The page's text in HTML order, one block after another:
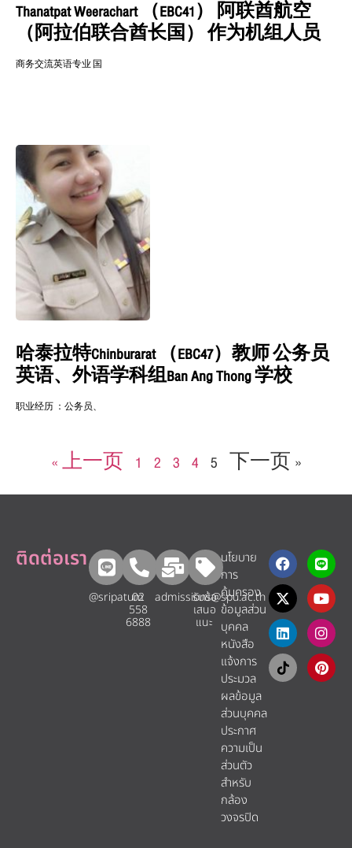
Thanatpat Weerachart （EBC41） 阿联酋航空
（阿拉伯联合酋长国） 作为机组人员
商务交流英语专业 国
哈泰拉特Chinburarat （EBC47）教师 公务员
英语、外语学科组Ban Ang Thong 学校
职业经历 ：公务员、
« 上一页 1 2 3 4 5 下一页 »
ติดต่อเรา
@sripatum
02
558
6888
admissions@spu.ac.th
รับข้อ
เสนอ
แนะ​
นโยบาย
การ
คุ้มครอง
ข้อมูลส่วน
บุคคล
หนังสือ
แจ้งการ
ประมวล
ผลข้อมูล
ส่วนบุคคล
ประกาศ
ความเป็น
ส่วนตัว
สำหรับ
กล้อง
วงจรปิด